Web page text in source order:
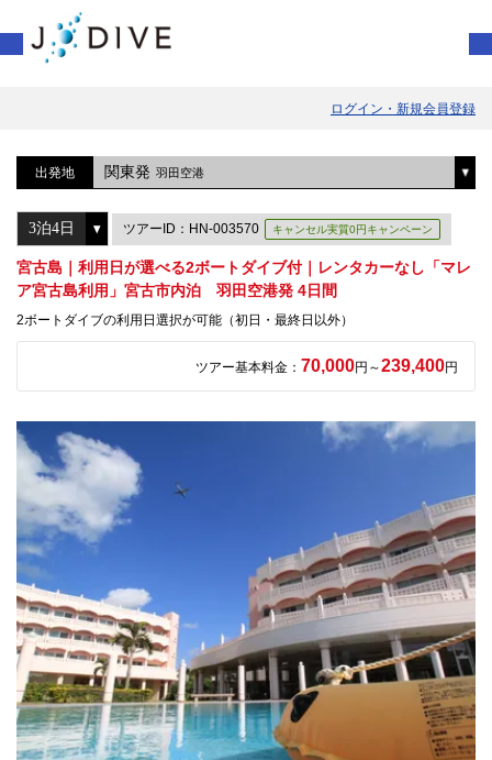
ログイン・新規会員登録
出発地 関東発 羽田空港
ツアーID：HN-003570 キャンセル実質0円キャンペーン
宮古島｜利用日が選べる2ボートダイブ付｜レンタカーなし「マレ
ア宮古島利用」宮古市内泊 羽田空港発 4日間
2ボートダイブの利用日選択が可能（初日・最終日以外）
ツアー基本料金： 70,000円～239,400円